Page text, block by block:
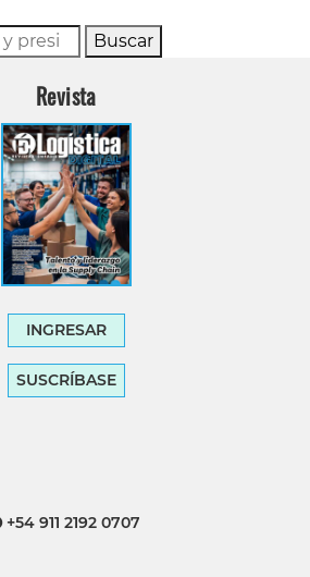
Buscar
Revista
INGRESAR
SUSCRÍBASE
+54 911 2192 0707